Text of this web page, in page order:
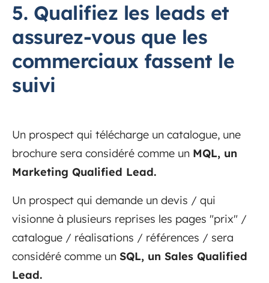
5. Qualifiez les leads et
assurez-vous que les
commerciaux fassent le
suivi
Un prospect qui télécharge un catalogue, une
brochure sera considéré comme un MQL, un
Marketing Qualified Lead.
Un prospect qui demande un devis / qui
visionne à plusieurs reprises les pages "prix" /
catalogue / réalisations / références / sera
considéré comme un SQL, un Sales Qualified
Lead.